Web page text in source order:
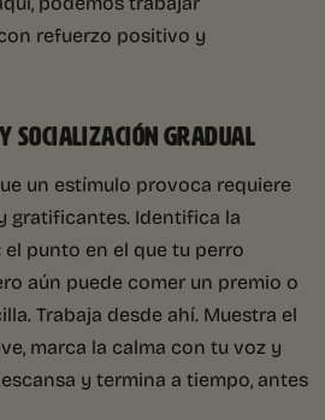
refuerzo positivo y
SOCIALIZACIÓN GRADUAL
un estímulo provoca requiere
gratificantes. Identifica la
el punto en el que tu perro
aún puede comer un premio o
Trabaja desde ahí. Muestra el
marca la calma con tu voz y
y termina a tiempo, antes